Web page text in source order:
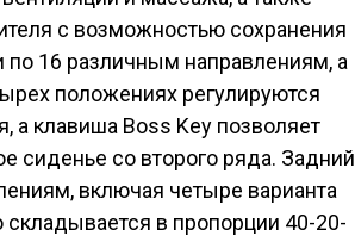
с возможностью сохранения
16 различным направлениям, а
положениях регулируются
а клавиша Boss Key позволяет
сиденье со второго ряда. Задний
включая четыре варианта
в пропорции 40-20-